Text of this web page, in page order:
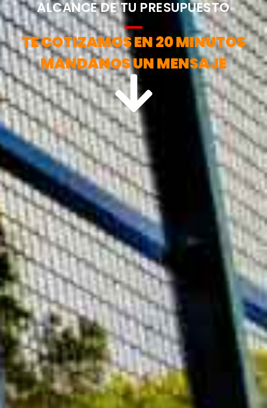
ALCANCE DE TU PRESUPUESTO
TE COTIZAMOS EN 20 MINUTOS
MANDANOS UN MENSAJE